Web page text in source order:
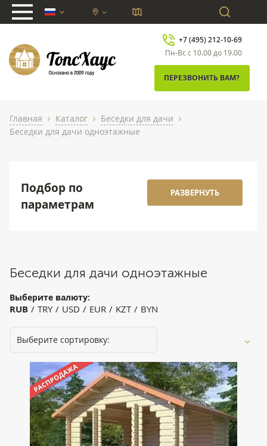
chevron_down
+7 (495) 212-10-69
Пн-Вс с 10.00 до 19.00
ПЕРЕЗВОНИТЬ ВАМ?
Главная chevron_right Каталог chevron_right Беседки для дачи chevron_right
Беседки для дачи одноэтажные
Подбор по
параметрам
РАЗВЕРНУТЬ
Беседки для дачи одноэтажные
Выберите валюту:
RUB TRY USD EUR KZT BYN